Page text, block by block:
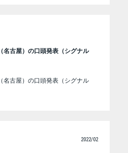
名古屋）の口頭発表（シグナル
名古屋）の口頭発表（シグナル
2022/02